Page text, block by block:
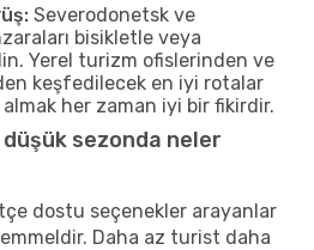
Severodonetsk ve
bisikletle veya
Yerel turizm ofislerinden ve
keşfedilecek en iyi rotalar
her zaman iyi bir fikirdir.
sezonda neler
dostu seçenekler arayanlar
Daha az turist daha